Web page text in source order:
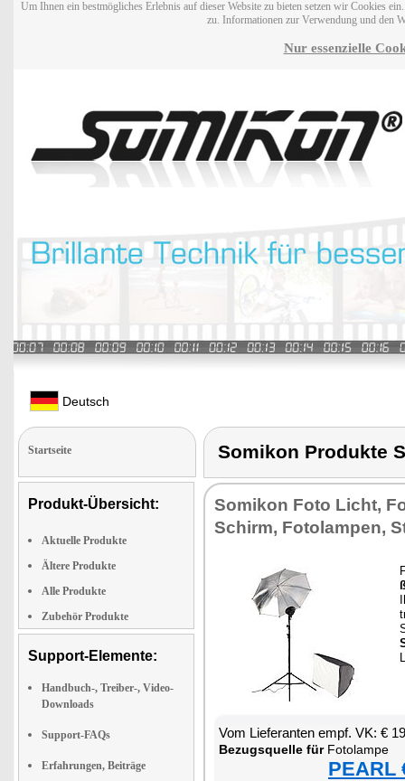
Um Ihnen ein bestmögliches Erlebnis auf dieser Website zu bieten setzen wir Cookies
zu. Informationen zur Verwendung und den
Nur essenzielle
Deutsch
Startseite
Produkt-Übersicht:
Aktuelle Produkte
Ältere Produkte
Alle Produkte
Zubehör Produkte
Support-Elemente:
Handbuch-, Treiber-, Video-
Downloads
Support-FAQs
Erfahrungen, Beiträge
Somikon Produkte
So­mi­kon Fo­to Licht,
Schirm, Fo­to­lam­pen,
Vom Lie­fe­ran­ten empf. VK: €
Be­zugs­quel­le fürFo­to­lam­pe
PEARL